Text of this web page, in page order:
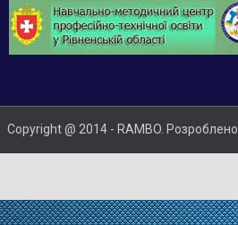
Copyright @ 2014 - RAMBO. Розроблено